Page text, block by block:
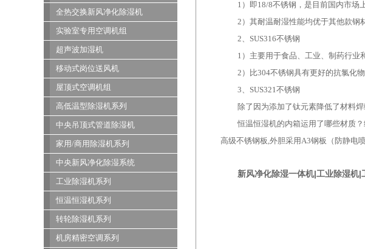
全热交换新风净化除湿机
实验室专用空调机组
超声波加湿机
移动式岗位送风机
屋顶式空调机组
高低温型除湿机系列
中央吊顶式管道除湿机
家用/商用除湿机系列
中央新风净化除湿系统
工业除湿机系列
恒温恒湿机系列
转轮除湿机系列
机房精密空调系列
1）即18/8不锈钢，是目前国内市场
2）其耐温耐湿性能均优于其他款钢
2、SUS316不锈钢
1）主要用于食品、工业、制药行业
2）比304不锈钢具有更好的抗氯化
3、SUS321不锈钢
除了因为添加了钛元素降低了材料
恒温恒湿机的内箱运用了哪些材质
高级不锈钢板,外胆采用A3钢板（防静电
新风净化除湿一体机|工业除湿机